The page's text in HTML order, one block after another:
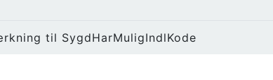
til SygdHarMuligIndlKode